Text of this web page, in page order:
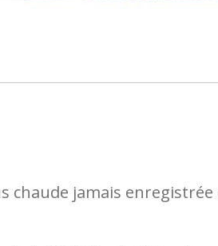
chaude jamais enregistrée